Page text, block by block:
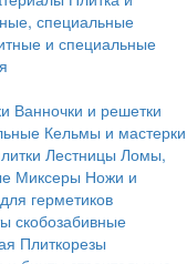
специальные
и специальные
Ванночки и решетки
Кельмы и мастерки
Лестницы Ломы,
Миксеры Ножи и
герметиков
скобозабивные
Плиткорезы